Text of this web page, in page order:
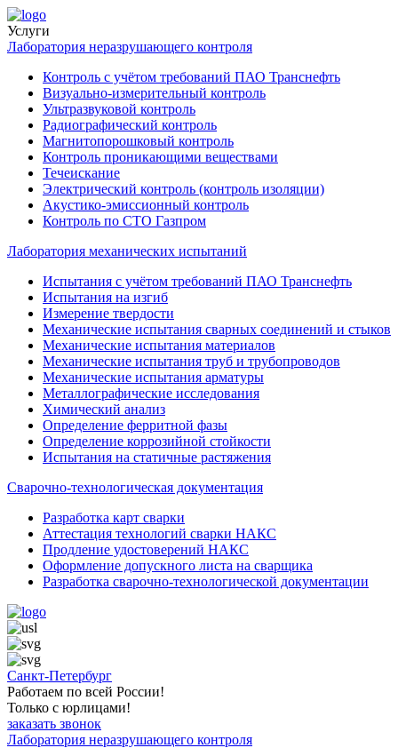
Услуги
Лаборатория неразрушающего контроля
Контроль с учётом требований ПАО Транснефть
Визуально-измерительный контроль
Ультразвуковой контроль
Радиографический контроль
Магнитопорошковый контроль
Контроль проникающими веществами
Течеискание
Электрический контроль (контроль изоляции)
Акустико-эмиссионный контроль
Контроль по СТО Газпром
Лаборатория механических испытаний
Испытания с учётом требований ПАО Транснефть
Испытания на изгиб
Измерение твердости
Механические испытания сварных соединений и стыков
Механические испытания материалов
Механические испытания труб и трубопроводов
Механические испытания арматуры
Металлографические исследования
Химический анализ
Определение ферритной фазы
Определение коррозийной стойкости
Испытания на статичные растяжения
Сварочно-технологическая документация
Разработка карт сварки
Аттестация технологий сварки НАКС
Продление удостоверений НАКС
Оформление допускного листа на сварщика
Разработка сварочно-технологической документации
Санкт-Петербург
Работаем по всей России!
Только с юрлицами!
заказать звонок
Лаборатория неразрушающего контроля